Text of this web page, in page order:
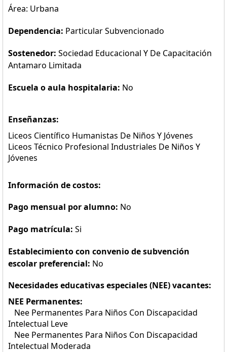
Área: Urbana
Dependencia: Particular Subvencionado
Sostenedor: Sociedad Educacional Y De Capacitación
Antamaro Limitada
Escuela o aula hospitalaria: No
Enseñanzas:
Liceos Científico Humanistas De Niños Y Jóvenes
Liceos Técnico Profesional Industriales De Niños Y
Jóvenes
Información de costos:
Pago mensual por alumno: No
Pago matrícula: Si
Establecimiento con convenio de subvención
escolar preferencial: No
Necesidades educativas especiales (NEE) vacantes:
NEE Permanentes:
Nee Permanentes Para Niños Con Discapacidad
Intelectual Leve
Nee Permanentes Para Niños Con Discapacidad
Intelectual Moderada